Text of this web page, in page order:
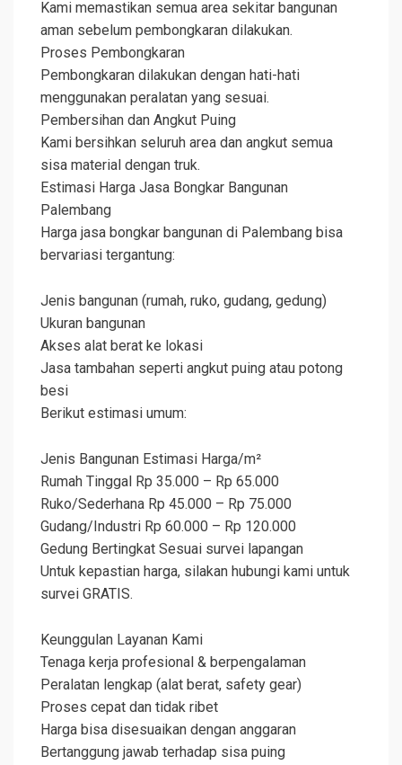
Kami memastikan semua area sekitar bangunan
aman sebelum pembongkaran dilakukan.
Proses Pembongkaran
Pembongkaran dilakukan dengan hati-hati
menggunakan peralatan yang sesuai.
Pembersihan dan Angkut Puing
Kami bersihkan seluruh area dan angkut semua
sisa material dengan truk.
Estimasi Harga Jasa Bongkar Bangunan
Palembang
Harga jasa bongkar bangunan di Palembang bisa
bervariasi tergantung:
Jenis bangunan (rumah, ruko, gudang, gedung)
Ukuran bangunan
Akses alat berat ke lokasi
Jasa tambahan seperti angkut puing atau potong
besi
Berikut estimasi umum:
Jenis Bangunan Estimasi Harga/m²
Rumah Tinggal Rp 35.000 – Rp 65.000
Ruko/Sederhana Rp 45.000 – Rp 75.000
Gudang/Industri Rp 60.000 – Rp 120.000
Gedung Bertingkat Sesuai survei lapangan
Untuk kepastian harga, silakan hubungi kami untuk
survei GRATIS.
Keunggulan Layanan Kami
Tenaga kerja profesional & berpengalaman
Peralatan lengkap (alat berat, safety gear)
Proses cepat dan tidak ribet
Harga bisa disesuaikan dengan anggaran
Bertanggung jawab terhadap sisa puing